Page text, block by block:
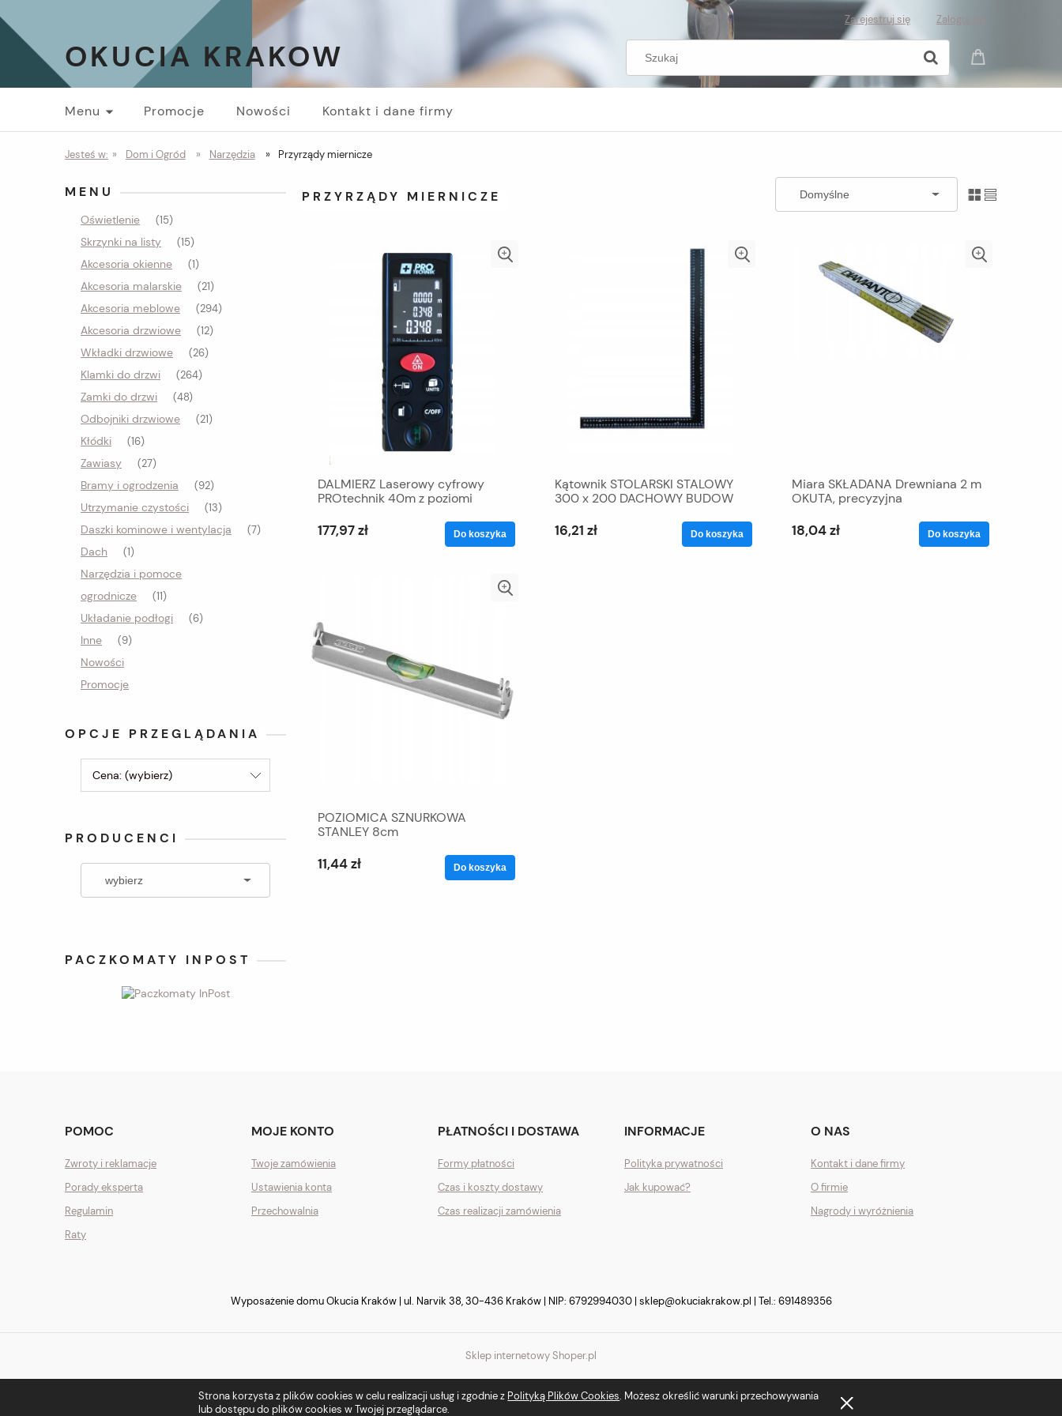
Strona korzysta z plików cookies w celu realizacji usług i zgodnie z Polityką Plików Cookies. Możesz określić warunki przechowywania
lub dostępu do plików cookies w Twojej przeglądarce.
Zarejestruj się Zaloguj się
OKUCIA KRAKOW
Menu Promocje Nowości Kontakt i dane firmy
Jesteś w: » Dom i Ogród » Narzędzia » Przyrządy miernicze
MENU
Oświetlenie (15)
Skrzynki na listy (15)
Akcesoria okienne (1)
Akcesoria malarskie (21)
Akcesoria meblowe (294)
Akcesoria drzwiowe (12)
Wkładki drzwiowe (26)
Klamki do drzwi (264)
Zamki do drzwi (48)
Odbojniki drzwiowe (21)
Kłódki (16)
Zawiasy (27)
Bramy i ogrodzenia (92)
Utrzymanie czystości (13)
Daszki kominowe i wentylacja (7)
Dach (1)
Narzędzia i pomoce
ogrodnicze
(11)
Układanie podłogi (6)
Inne (9)
Nowości
Promocje
OPCJE PRZEGLĄDANIA
Cena: (wybierz)
PRODUCENCI
PACZKOMATY INPOST
PRZYRZĄDY MIERNICZE
DALMIERZ Laserowy cyfrowy
PROtechnik 40m z poziomi
177,97 zł Do koszyka
Kątownik STOLARSKI STALOWY
300 x 200 DACHOWY BUDOW
16,21 zł Do koszyka
Miara SKŁADANA Drewniana 2 m
OKUTA, precyzyjna
18,04 zł Do koszyka
POZIOMICA SZNURKOWA
STANLEY 8cm
11,44 zł Do koszyka
POMOC
Zwroty i reklamacje
Porady eksperta
Regulamin
Raty
MOJE KONTO
Twoje zamówienia
Ustawienia konta
Przechowalnia
PŁATNOŚCI I DOSTAWA
Formy płatności
Czas i koszty dostawy
Czas realizacji zamówienia
INFORMACJE
Polityka prywatności
Jak kupować?
O NAS
Kontakt i dane firmy
O firmie
Nagrody i wyróżnienia
Wyposażenie domu Okucia Kraków | ul. Narvik 38, 30-436 Kraków | NIP: 6792994030 | sklep@okuciakrakow.pl | Tel.: 691489356
Sklep internetowy Shoper.pl